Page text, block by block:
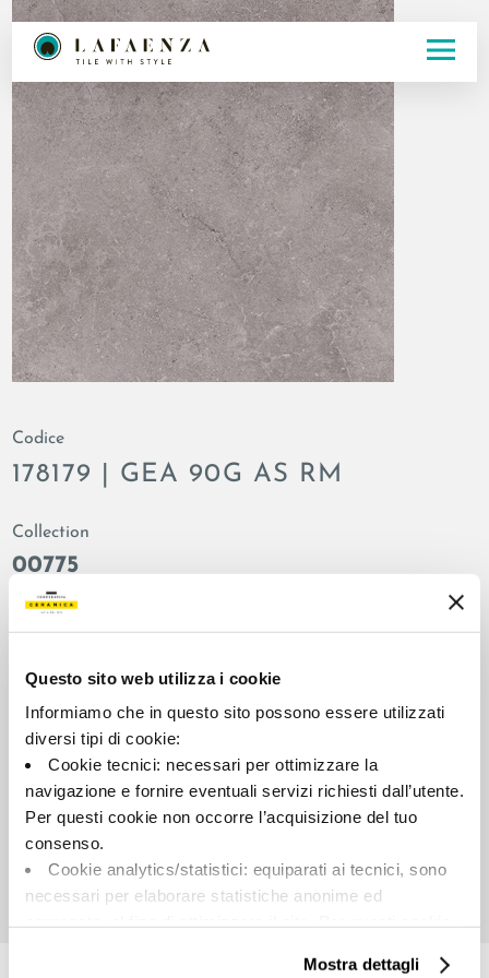
Questo sito web utilizza i cookie
Informiamo che in questo sito possono essere utilizzati
diversi tipi di cookie:
Cookie tecnici: necessari per ottimizzare la
navigazione e fornire eventuali servizi richiesti dall’utente.
Per questi cookie non occorre l’acquisizione del tuo
consenso.
Cookie analytics/statistici: equiparati ai tecnici, sono
necessari per elaborare statistiche anonime ed
Cookie di profilazione/marketing: sono utilizzati, solo
Mostra dettagli
Codice
178179 | GEA 90G AS RM
Collection
00775
Colors:
Grey
Plain
Format:
90.0x90.0
natural
matt
Shade variations:
Unit of measure:
MQ